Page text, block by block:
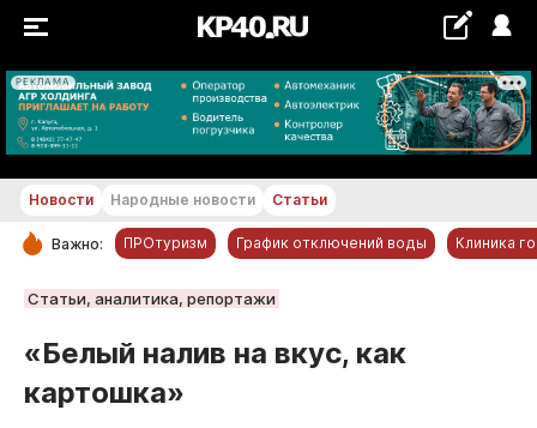
РЕКЛАМА
+25...+26 °С
РУБРИКИ
Обнинск
Статьи
Новости Народные новости Статьи
Важно: ПРОтуризм График отключений воды Клиника
Статьи, аналитика, репортажи
«Белый налив на вкус, как
картошка»